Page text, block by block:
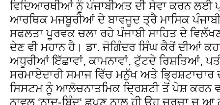
ਵਿਦਿਆਰਥੀਆਂ ਨੂੰ ਪੰਜਾਬੀਅਤ ਦੀ ਸੇਵਾ ਕਰਨ
ਆਰਥਿਕ ਮਜਬੂਰੀਆਂ ਦੇ ਬਾਵਜੂਦ ਤ੍ਰੈ ਮਾਸਿਕ
ਸਫਲਤਾ ਪੂਰਵਕ ਚਲਾ ਰਹੇ ਪੰਜਾਬੀ ਸਾਹਿਤ ਦੇ
ਦੇਣ ਵੀ ਮਹਾਨ ਹੈ। ਡਾ. ਜੋਗਿੰਦਰ ਸਿੰਘ ਕੈਰੋਂ ਦੀਆਂ
ਅਧੂਰੀਆਂ ਇੱਛਾਵਾਂ, ਕਾਮਨਾਵਾਂ, ਟੁੱਟਦੇ ਰਿਸ਼ਤਿਆਂ,
ਸਰਮਾਏਦਾਰੀ ਸਮਾਜ ਵਿੱਚ ਮਨੁੱਖ ਅਤੇ
ਸਿਸਟਮ ਨੂੰ ਆਲੋਚਨਾਤਮਿਕ ਦ੍ਰਿਸ਼ਟੀ ਤੋਂ ਪੇਸ਼ ਕਰਨ
ਨਾਵਲ ‘ਨਾਦ-ਬਿੰਦ‘ ਛਪਣ ਨਾਲ ਹੀ ਉਹ ਚਰਚਾ ਚ